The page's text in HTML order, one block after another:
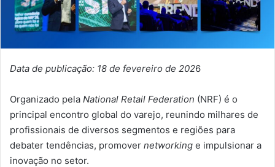
Data de publicação: 18 de fevereiro de 2026
Organizado pela National Retail Federation (NRF) é o
principal encontro global do varejo, reunindo milhares de
profissionais de diversos segmentos e regiões para
debater tendências, promover networking e impulsionar a
inovação no setor.